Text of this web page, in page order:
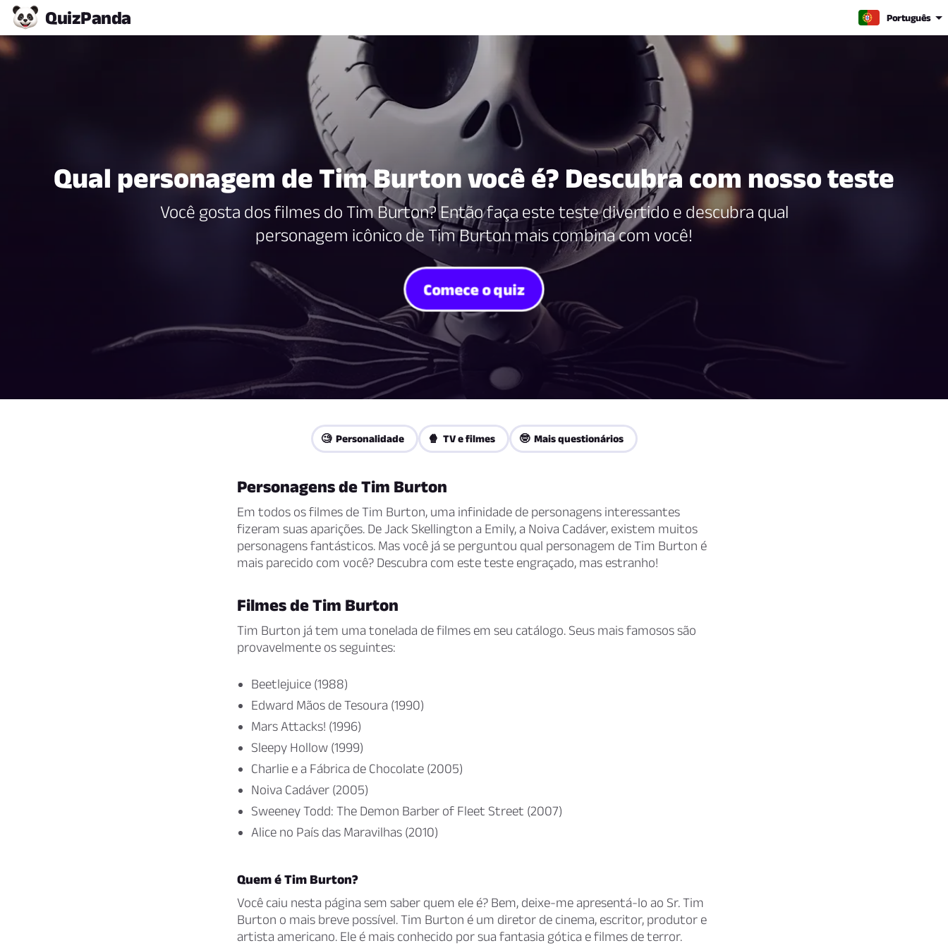
QuizPanda Português
Qual personagem de Tim Burton você é? Descubra com nosso teste
Você gosta dos filmes do Tim Burton? Então faça este teste divertido e descubra qual
personagem icônico de Tim Burton mais combina com você!
Comece o quiz
🧐 Personalidade 🍿 TV e filmes 🤓 Mais questionários
Personagens de Tim Burton
Em todos os filmes de Tim Burton, uma infinidade de personagens interessantes
fizeram suas aparições. De Jack Skellington a Emily, a Noiva Cadáver, existem muitos
personagens fantásticos. Mas você já se perguntou qual personagem de Tim Burton é
mais parecido com você? Descubra com este teste engraçado, mas estranho!
Filmes de Tim Burton
Tim Burton já tem uma tonelada de filmes em seu catálogo. Seus mais famosos são
provavelmente os seguintes:
Beetlejuice (1988)
Edward Mãos de Tesoura (1990)
Mars Attacks! (1996)
Sleepy Hollow (1999)
Charlie e a Fábrica de Chocolate (2005)
Noiva Cadáver (2005)
Sweeney Todd: The Demon Barber of Fleet Street (2007)
Alice no País das Maravilhas (2010)
Quem é Tim Burton?
Você caiu nesta página sem saber quem ele é? Bem, deixe-me apresentá-lo ao Sr. Tim
Burton o mais breve possível. Tim Burton é um diretor de cinema, escritor, produtor e
artista americano. Ele é mais conhecido por sua fantasia gótica e filmes de terror.